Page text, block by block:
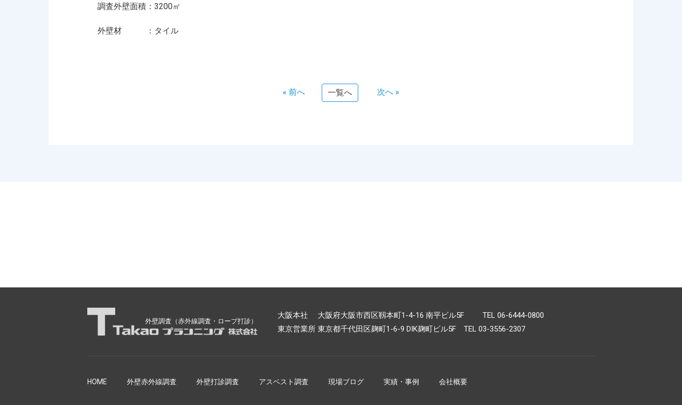
調査外壁面積：3200㎡
外壁材 ：タイル
« 前へ 一覧へ 次へ »
外壁調査（赤外線調査・ロープ打診）
大阪本社 大阪府大阪市西区靱本町1-4-16 南平ビル5F TEL 06-6444-0800
東京営業所 東京都千代田区麹町1-6-9 DIK麹町ビル5F TEL 03-3556-2307
HOME 外壁赤外線調査 外壁打診調査 アスベスト調査 現場ブログ 実績・事例 会社概要